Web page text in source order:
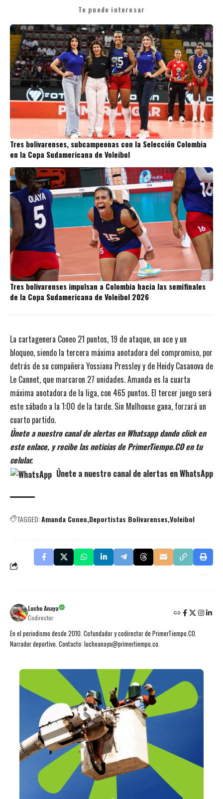
Te puede interesar
Tres bolivarenses, subcampeonas con la Selección Colombia
en la Copa Sudamericana de Voleibol
Tres bolivarenses impulsan a Colombia hacia las semifinales
de la Copa Sudamericana de Voleibol 2026
La cartagenera Coneo 21 puntos, 19 de ataque, un ace y un
bloqueo, siendo la tercera máxima anotadora del compromiso, por
detrás de su compañera Yossiana Pressley y de Heidy Casanova de
Le Cannet, que marcaron 27 unidades. Amanda es la cuarta
máxima anotadora de la liga, con 465 puntos. El tercer juego será
este sábado a la 1:00 de la tarde. Sin Mulhouse gana, forzará un
cuarto partido.
Únete a nuestro canal de alertas en Whatsapp dando click en
este enlace, y recibe las noticias de PrimerTiempo.CO en tu
celular.
Únete a nuestro canal de alertas en WhatsApp
TAGGED:Amanda Coneo Deportistas Bolivarenses Voleibol
Lucho Anaya
Codirector
En el periodismo desde 2010. Cofundador y codirector de PrimerTiempo.CO.
Narrador deportivo. Contacto: luchoanaya@primertiempo.co.